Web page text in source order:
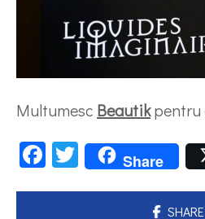
Multumesc Beautikpentru
Facebook
Twitter
Share
SHARE